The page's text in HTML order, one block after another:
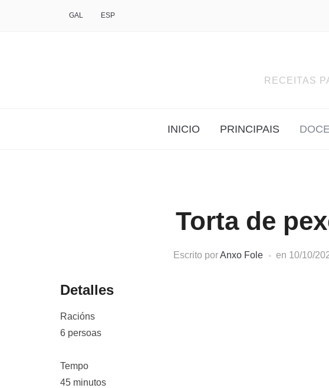
GAL ESP
RECEITAS
INICIO PRINCIPAIS
Torta de
Escrito porAnxo Fole en 10/10/
Detalles
Racións
6 persoas
Tempo
45 minutos